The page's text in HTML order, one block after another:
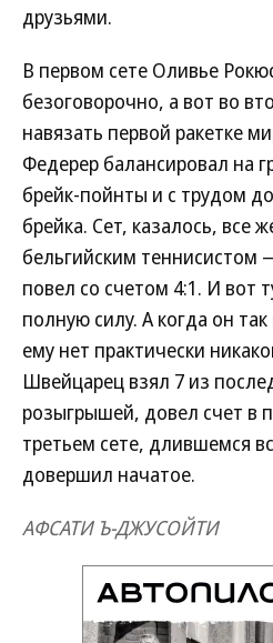
друзьями.
В первом сете Оливье
безоговорочно, а вот во
навязать первой ракетке
Федерер балансировал на
брейк-пойнты и с трудом
брейка. Сет, казалось, все
бельгийским теннисистом
повел со счетом 4:1. И вот
полную силу. А когда он
ему нет практически
Швейцарец взял 7 из
розыгрышей, довел счет в
третьем сете, длившемся
довершил начатое.
АФСАТИ Ъ-ДЖУСОЙТИ